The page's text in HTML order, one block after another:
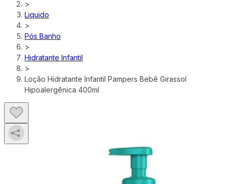
>
Liquido
>
Pós Banho
>
Hidratante Infantil
>
Loção Hidratante Infantil Pampers Bebê Girassol
Hipoalergênica 400ml